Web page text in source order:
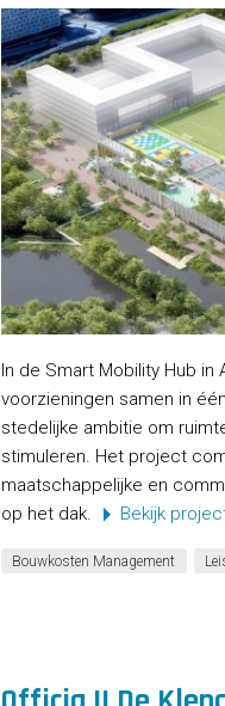
In de Smart Mobility Hub
voorzieningen samen in
stedelijke ambitie om
stimuleren. Het project
maatschappelijke en
op het dak.
Bekijk
Bouwkosten Management